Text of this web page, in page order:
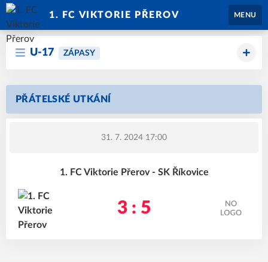
1. FC VIKTORIE PŘEROV MENU
U-17 ZÁPASY
PŘÁTELSKÉ UTKÁNÍ
31. 7. 2024 17:00
1. FC Viktorie Přerov - SK Říkovice
3 : 5